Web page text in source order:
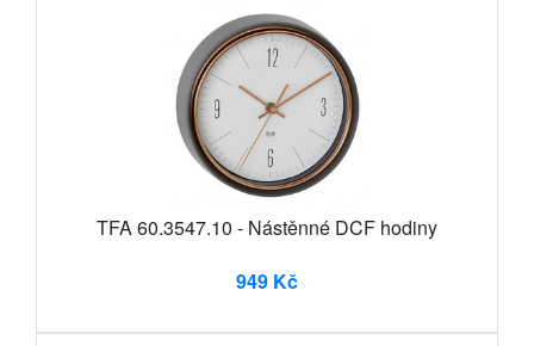
TFA 60.3547.10 - Nástěnné DCF hodiny
949 Kč